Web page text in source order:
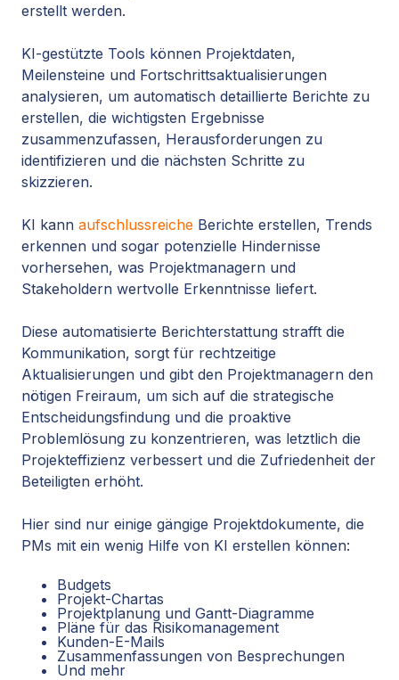
erstellt werden.
KI-gestützte Tools können Projektdaten,
Meilensteine und Fortschrittsaktualisierungen
analysieren, um automatisch detaillierte Berichte zu
erstellen, die wichtigsten Ergebnisse
zusammenzufassen, Herausforderungen zu
identifizieren und die nächsten Schritte zu
skizzieren.
KI kann aufschlussreiche Berichte erstellen, Trends
erkennen und sogar potenzielle Hindernisse
vorhersehen, was Projektmanagern und
Stakeholdern wertvolle Erkenntnisse liefert.
Diese automatisierte Berichterstattung strafft die
Kommunikation, sorgt für rechtzeitige
Aktualisierungen und gibt den Projektmanagern den
nötigen Freiraum, um sich auf die strategische
Entscheidungsfindung und die proaktive
Problemlösung zu konzentrieren, was letztlich die
Projekteffizienz verbessert und die Zufriedenheit der
Beteiligten erhöht.
Hier sind nur einige gängige Projektdokumente, die
PMs mit ein wenig Hilfe von KI erstellen können:
Budgets
Projekt-Chartas
Projektplanung und Gantt-Diagramme
Pläne für das Risikomanagement
Kunden-E-Mails
Zusammenfassungen von Besprechungen
Und mehr